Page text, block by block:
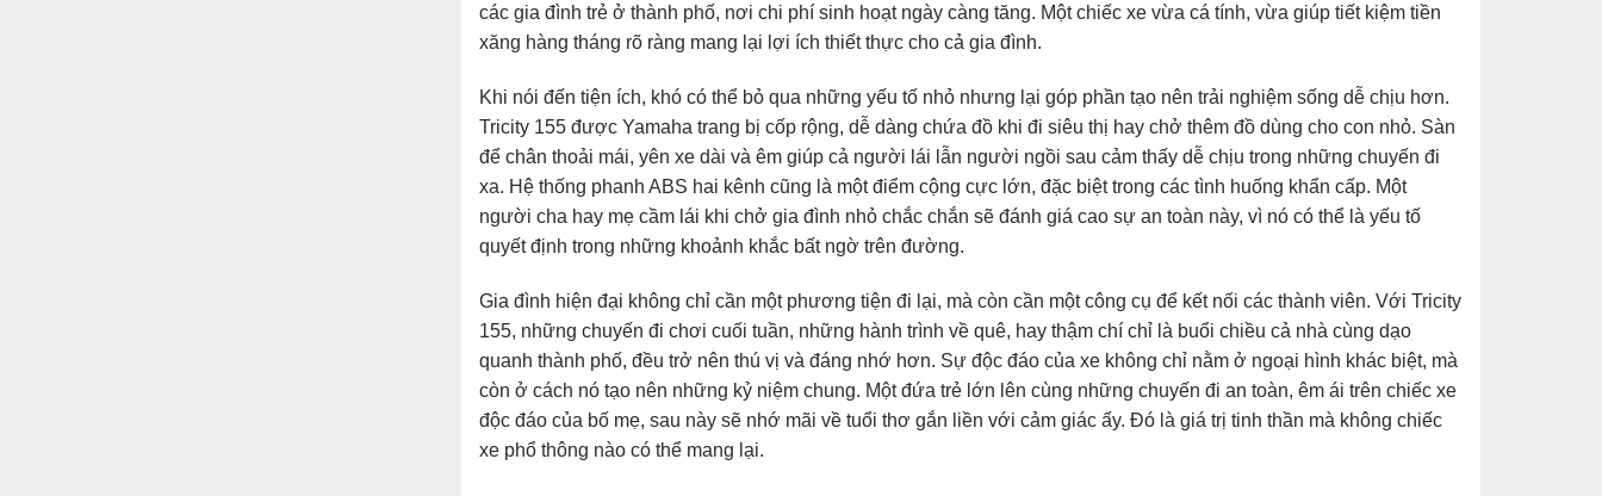
các gia đình trẻ ở thành phố, nơi chi phí sinh hoạt ngày càng tăng. Một chiếc xe vừa cá tính, vừa giúp tiết kiệm tiền
xăng hàng tháng rõ ràng mang lại lợi ích thiết thực cho cả gia đình.
Khi nói đến tiện ích, khó có thể bỏ qua những yếu tố nhỏ nhưng lại góp phần tạo nên trải nghiệm sống dễ chịu hơn.
Tricity 155 được Yamaha trang bị cốp rộng, dễ dàng chứa đồ khi đi siêu thị hay chở thêm đồ dùng cho con nhỏ. Sàn
để chân thoải mái, yên xe dài và êm giúp cả người lái lẫn người ngồi sau cảm thấy dễ chịu trong những chuyến đi
xa. Hệ thống phanh ABS hai kênh cũng là một điểm cộng cực lớn, đặc biệt trong các tình huống khẩn cấp. Một
người cha hay mẹ cầm lái khi chở gia đình nhỏ chắc chắn sẽ đánh giá cao sự an toàn này, vì nó có thể là yếu tố
quyết định trong những khoảnh khắc bất ngờ trên đường.
Gia đình hiện đại không chỉ cần một phương tiện đi lại, mà còn cần một công cụ để kết nối các thành viên. Với Tricity
155, những chuyến đi chơi cuối tuần, những hành trình về quê, hay thậm chí chỉ là buổi chiều cả nhà cùng dạo
quanh thành phố, đều trở nên thú vị và đáng nhớ hơn. Sự độc đáo của xe không chỉ nằm ở ngoại hình khác biệt, mà
còn ở cách nó tạo nên những kỷ niệm chung. Một đứa trẻ lớn lên cùng những chuyến đi an toàn, êm ái trên chiếc xe
độc đáo của bố mẹ, sau này sẽ nhớ mãi về tuổi thơ gắn liền với cảm giác ấy. Đó là giá trị tinh thần mà không chiếc
xe phổ thông nào có thể mang lại.